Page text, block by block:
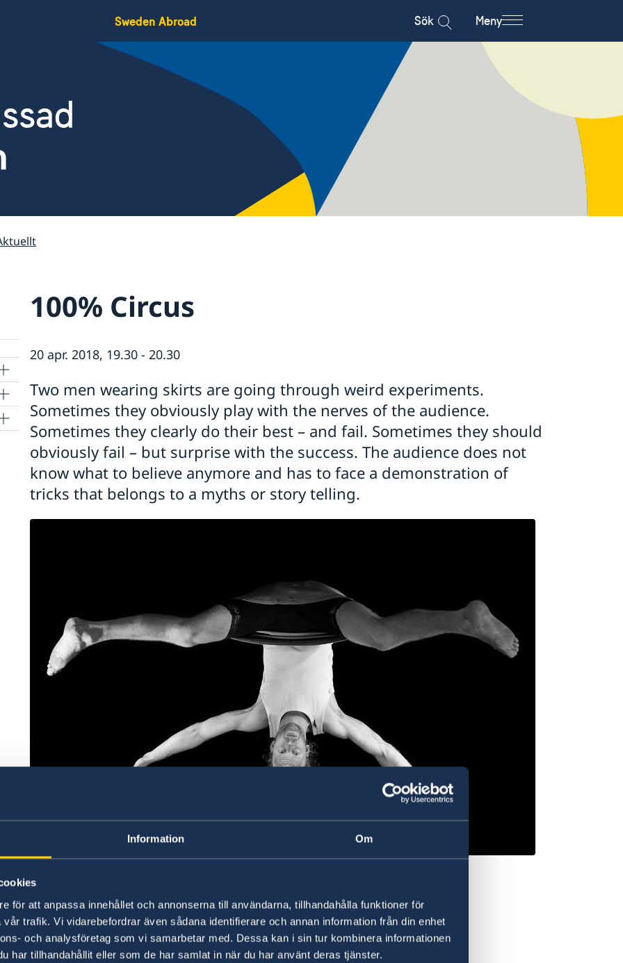
Information Om
för att anpassa innehållet och annonserna till användarna, tillhandahålla funktioner för
trafik. Vi vidarebefordrar även sådana identifierare och annan information från din enhet
och analysföretag som vi samarbetar med. Dessa kan i sin tur kombinera informationen
har tillhandahållit eller som de har samlat in när du har använt deras tjänster.
Sweden Abroad Sök Meny
100% Circus
20 apr. 2018, 19.30 - 20.30
Two men wearing skirts are going through weird experiments.
Sometimes they obviously play with the nerves of the audience.
Sometimes they clearly do their best – and fail. Sometimes they should
obviously fail – but surprise with the success. The audience does not
know what to believe anymore and has to face a demonstration of
tricks that belongs to a myths or story telling.
100% Circus
Eternal apnea
One finger stand
Hair hanging